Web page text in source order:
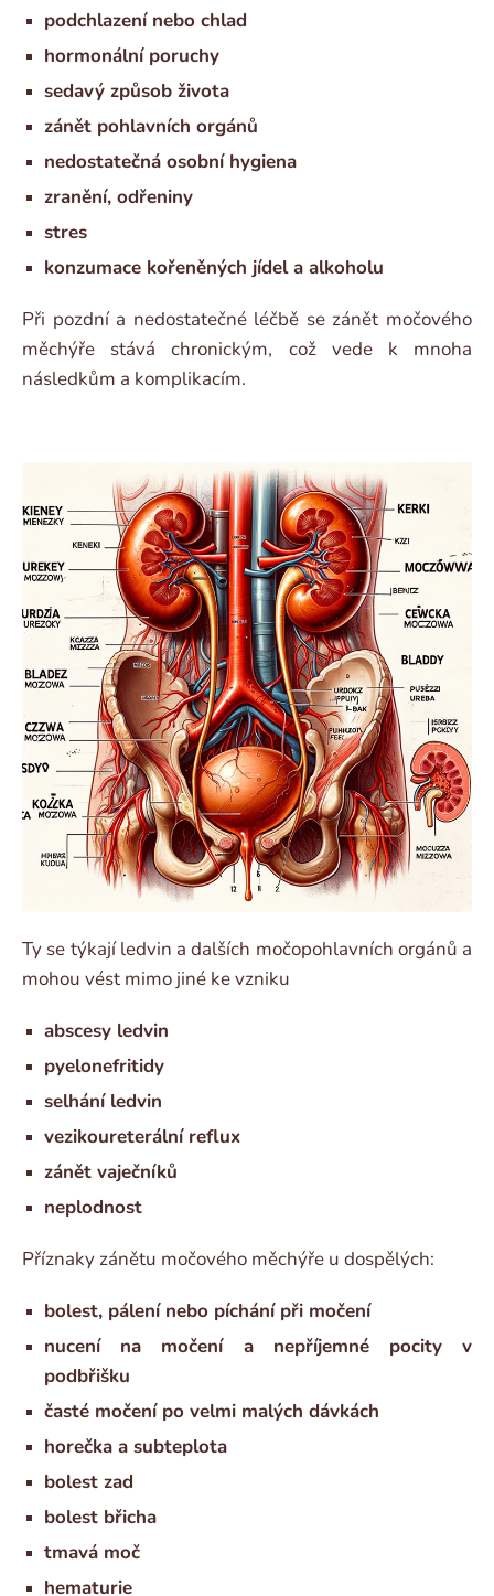
podchlazení nebo chlad
hormonální poruchy
sedavý způsob života
zánět pohlavních orgánů
nedostatečná osobní hygiena
zranění, odřeniny
stres
konzumace kořeněných jídel a alkoholu
Při pozdní a nedostatečné léčbě se zánět močového
měchýře stává chronickým, což vede k mnoha
následkům a komplikacím.
Ty se týkají ledvin a dalších močopohlavních orgánů a
mohou vést mimo jiné ke vzniku
abscesy ledvin
pyelonefritidy
selhání ledvin
vezikoureterální reflux
zánět vaječníků
neplodnost
Příznaky zánětu močového měchýře u dospělých:
bolest, pálení nebo píchání při močení
nucení na močení a nepříjemné pocity v
podbřišku
časté močení po velmi malých dávkách
horečka a subteplota
bolest zad
bolest břicha
tmavá moč
hematurie